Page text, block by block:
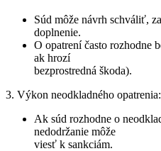
Súd môže návrh schváliť,
doplnenie.
O opatrení často rozhodne
ak hrozí
bezprostredná škoda).
3. Výkon neodkladného opatrenia:
Ak súd rozhodne o
nedodržanie môže
viesť k sankciám.